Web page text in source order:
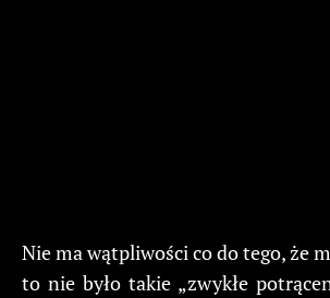
Nie ma wątpliwości co do tego, że
to nie było takie „zwykłe